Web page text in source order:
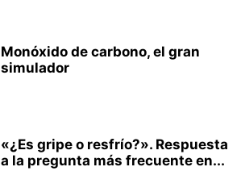
Monóxido de carbono, el gran
simulador
«¿Es gripe o resfrío?». Respuesta
a la pregunta más frecuente en...